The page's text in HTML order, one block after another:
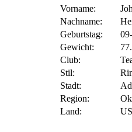
Vorname:
Nachname:
Geburtstag:
Gewicht:
Club:
Stil:
Stadt:
Region:
Land: